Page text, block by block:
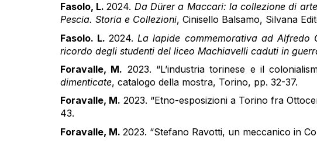
Fasolo, L.2024. Da Dürer a Maccari: la collezione di
Pescia. Storia e Collezioni, Cinisello Balsamo, Silvana
Fasolo. L.2024. La lapide commemorativa ad Alfredo
ricordo degli studenti del liceo Machiavelli caduti in
Foravalle, M. 2023. “L’industria torinese e il
dimenticate, catalogo della mostra, Torino, pp. 32-37.
Foravalle, M. 2023. “Etno-esposizioni a Torino fra
43.
Foravalle, M. 2023. “Stefano Ravotti, un meccanico in